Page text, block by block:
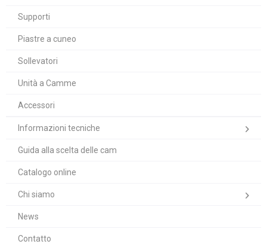
Supporti
Piastre a cuneo
Sollevatori
Unità a Camme
Accessori
Informazioni tecniche
Guida alla scelta delle cam
Catalogo online
Chi siamo
News
Contatto